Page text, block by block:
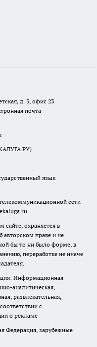
д. 3, офис 23
почта
язык
сети
охраняется в
авторском праве и не
бы то ни было форме, в
переработке не иначе
Информационная
аналитическая,
развлекательная,
с
о рекламе
Федерация, зарубежные